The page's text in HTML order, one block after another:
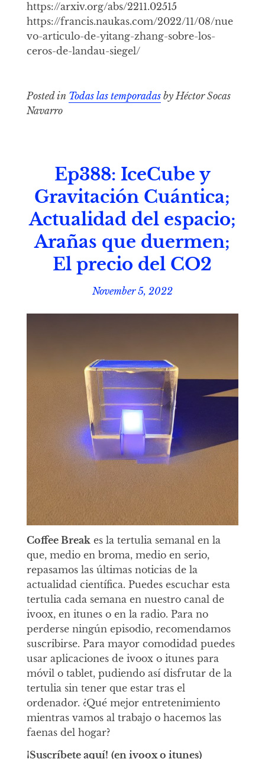
https://arxiv.org/abs/2211.02515
https://francis.naukas.com/2022/11/08/nue
vo-articulo-de-yitang-zhang-sobre-los-
ceros-de-landau-siegel/
Posted in Todas las temporadasby Héctor Socas
Navarro
Ep388: IceCube y
Gravitación Cuántica;
Actualidad del espacio;
Arañas que duermen;
El precio del CO2
November 5, 2022
Coffee Breakes la tertulia semanal en la
que, medio en broma, medio en serio,
repasamos las últimas noticias de la
actualidad científica. Puedes escuchar esta
tertulia cada semana en nuestro canal de
ivoox, en itunes o en la radio. Para no
perderse ningún episodio, recomendamos
suscribirse. Para mayor comodidad puedes
usar aplicaciones de ivoox o itunes para
móvil o tablet, pudiendo así disfrutar de la
tertulia sin tener que estar tras el
ordenador. ¿Qué mejor entretenimiento
mientras vamos al trabajo o hacemos las
faenas del hogar?
¡Suscríbete aquí! (en ivoox o itunes)